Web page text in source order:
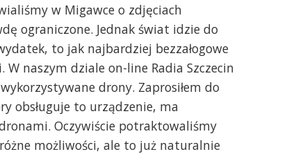
w Migawce o zdjęciach
ograniczone. Jednak świat idzie do
to jak najbardziej bezzałogowe
naszym dziale on-line Radia Szczecin
drony. Zaprosiłem do
obsługuje to urządzenie, ma
Oczywiście potraktowaliśmy
możliwości, ale to już naturalnie